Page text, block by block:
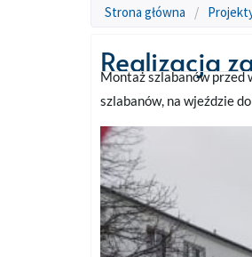
Strona główna /
Realizacja
Montaż szlabanów przed
szlabanów, na wjeździe